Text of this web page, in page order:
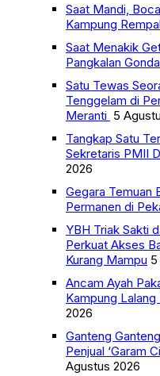
Saat Mandi,
Kampung
Saat Menakik
Pangkalan
Satu Tewas
Tenggelam di
Meranti 5
Tangkap Satu
Sekretaris PMII
2026
Gegara Temuan
Permanen di
YBH Triak Sakti
Perkuat Akses
Kurang Mampu
Ancam Ayah
Kampung
2026
Ganteng
Penjual ‘Garam
Agustus 2026